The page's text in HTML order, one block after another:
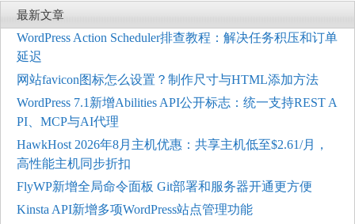
最新文章
WordPress Action Scheduler排查教程：解决任务积压和订单
延迟
网站favicon图标怎么设置？制作尺寸与HTML添加方法
WordPress 7.1新增Abilities API公开标志：统一支持REST A
PI、MCP与AI代理
HawkHost 2026年8月主机优惠：共享主机低至$2.61/月，
高性能主机同步折扣
FlyWP新增全局命令面板 Git部署和服务器开通更方便
Kinsta API新增多项WordPress站点管理功能